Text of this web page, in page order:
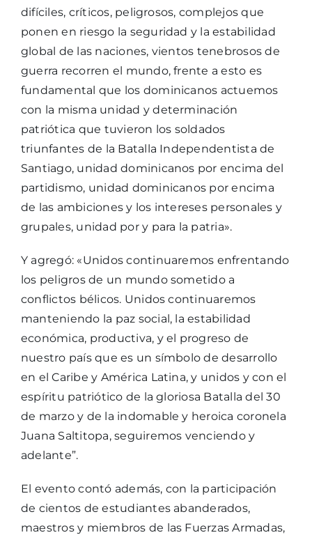
difíciles, críticos, peligrosos, complejos que
ponen en riesgo la seguridad y la estabilidad
global de las naciones, vientos tenebrosos de
guerra recorren el mundo, frente a esto es
fundamental que los dominicanos actuemos
con la misma unidad y determinación
patriótica que tuvieron los soldados
triunfantes de la Batalla Independentista de
Santiago, unidad dominicanos por encima del
partidismo, unidad dominicanos por encima
de las ambiciones y los intereses personales y
grupales, unidad por y para la patria».
Y agregó: «Unidos continuaremos enfrentando
los peligros de un mundo sometido a
conflictos bélicos. Unidos continuaremos
manteniendo la paz social, la estabilidad
económica, productiva, y el progreso de
nuestro país que es un símbolo de desarrollo
en el Caribe y América Latina, y unidos y con el
espíritu patriótico de la gloriosa Batalla del 30
de marzo y de la indomable y heroica coronela
Juana Saltitopa, seguiremos venciendo y
adelante”.
El evento contó además, con la participación
de cientos de estudiantes abanderados,
maestros y miembros de las Fuerzas Armadas,